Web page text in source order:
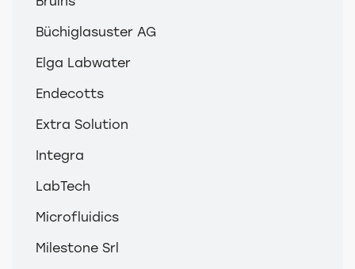
Büchiglasuster AG
Elga Labwater
Endecotts
Extra Solution
Integra
LabTech
Microfluidics
Milestone Srl